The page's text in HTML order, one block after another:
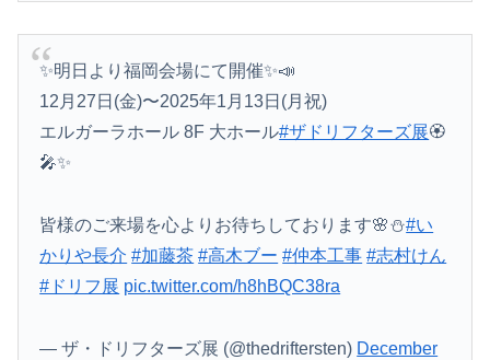
✨明日より福岡会場にて開催✨📣
12月27日(金)〜2025年1月13日(月祝)
エルガーラホール 8F 大ホール#ザドリフターズ展🏵️
🎤✨
皆様のご来場を心よりお待ちしております🌸⛄️#い
かりや長介 #加藤茶 #高木ブー #仲本工事 #志村けん
#ドリフ展 pic.twitter.com/h8hBQC38ra
— ザ・ドリフターズ展 (@thedriftersten) December